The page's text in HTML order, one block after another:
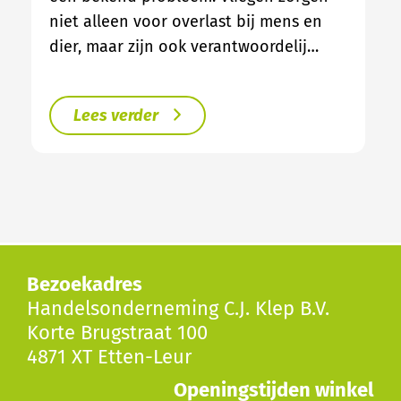
niet alleen voor overlast bij mens en
dier, maar zijn ook verantwoordelij…
Lees verder
Bezoekadres
Handelsonderneming C.J. Klep B.V.
Korte Brugstraat 100
4871 XT Etten-Leur
Openingstijden winkel